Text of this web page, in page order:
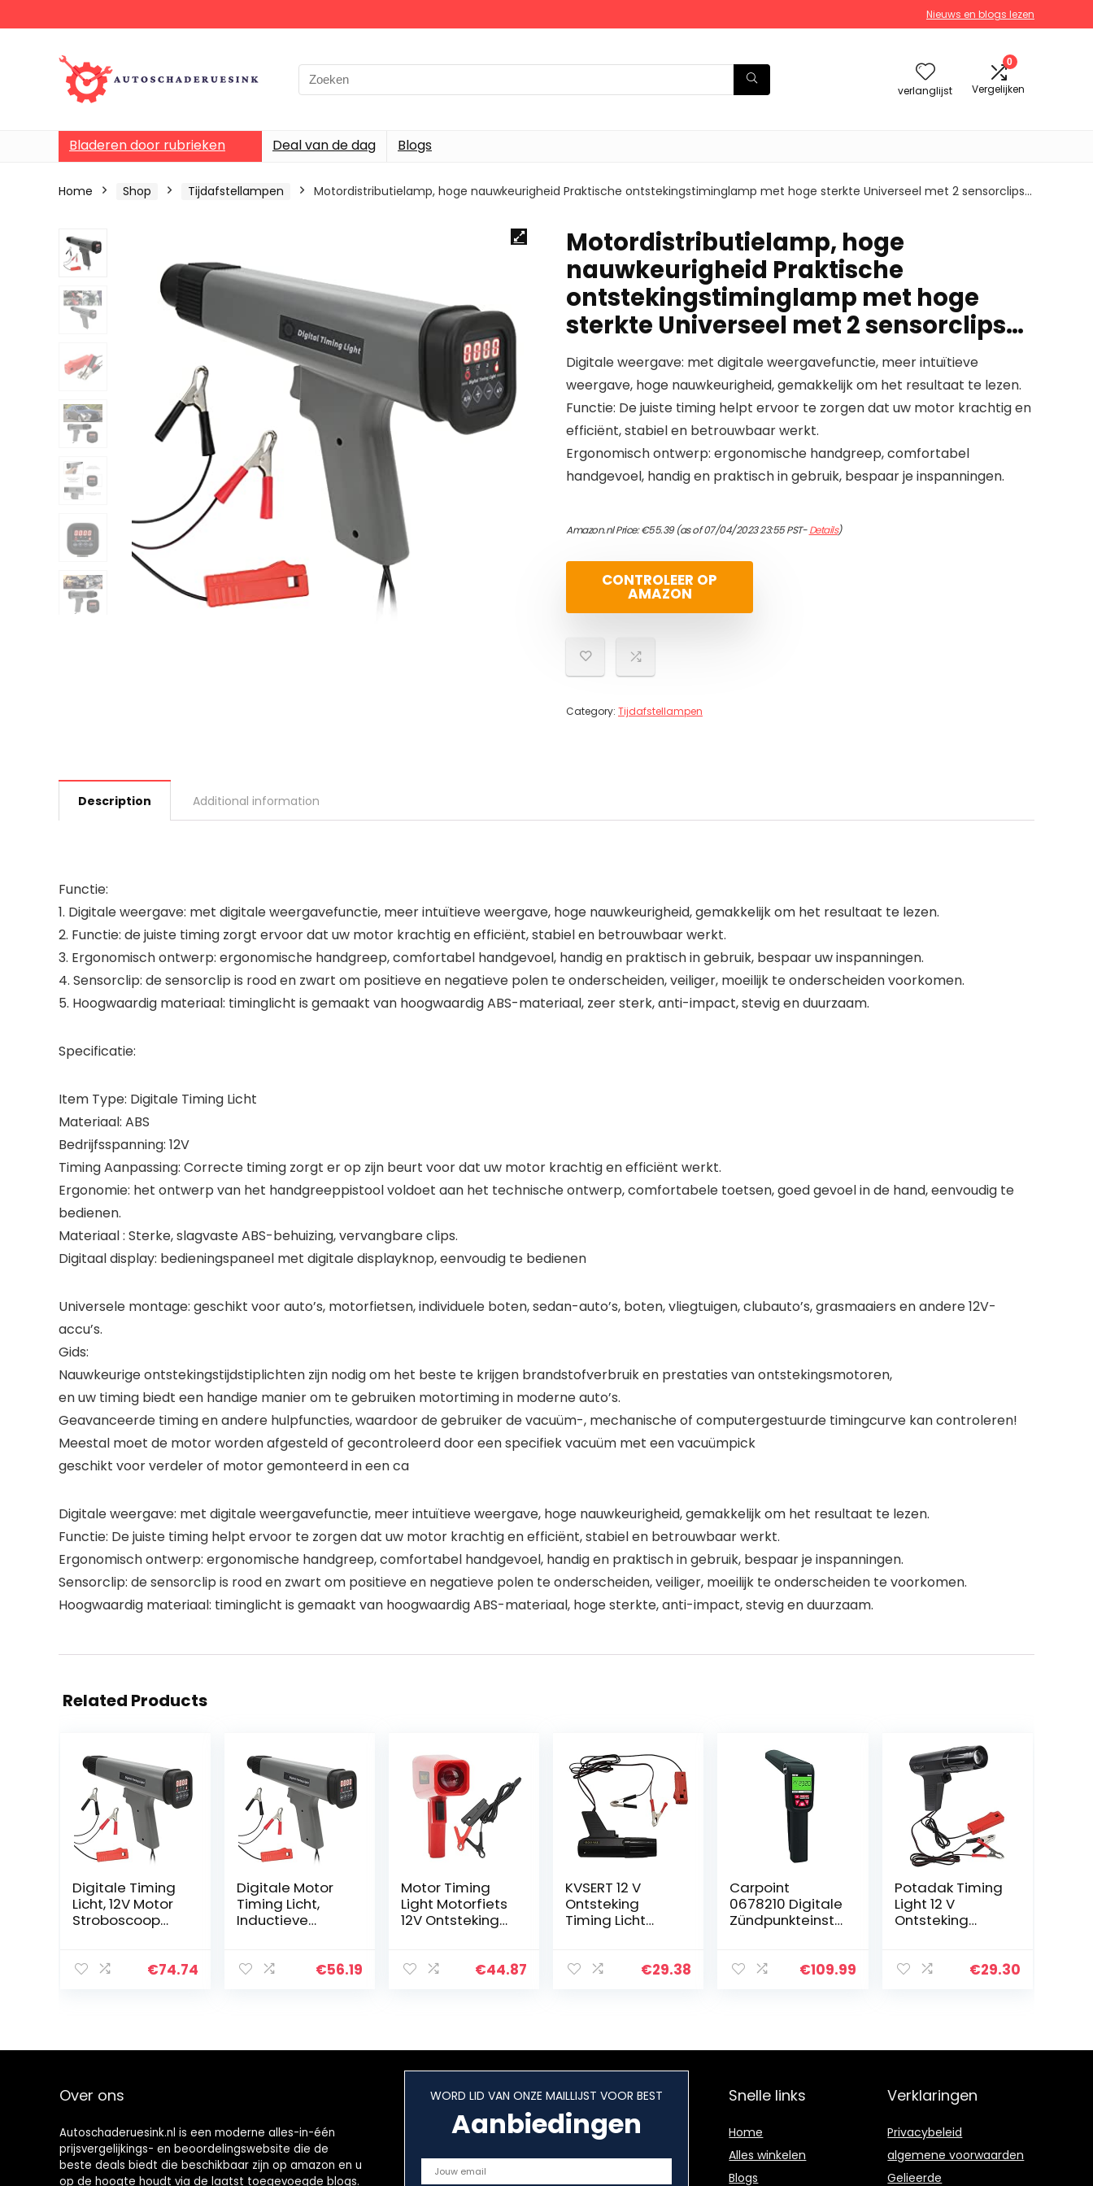
Nieuws en blogs lezen
verlanglijst
0
Vergelijken
Bladeren door rubrieken Deal van de dag Blogs
Home Shop Tijdafstellampen Motordistributielamp, hoge nauwkeurigheid Praktische ontstekingstiminglamp met hoge sterkte Universeel met 2 sensorclips…
Motordistributielamp, hoge
nauwkeurigheid Praktische
ontstekingstiminglamp met hoge
sterkte Universeel met 2 sensorclips…
Digitale weergave: met digitale weergavefunctie, meer intuïtieve
weergave, hoge nauwkeurigheid, gemakkelijk om het resultaat te lezen.
Functie: De juiste timing helpt ervoor te zorgen dat uw motor krachtig en
efficiënt, stabiel en betrouwbaar werkt.
Ergonomisch ontwerp: ergonomische handgreep, comfortabel
handgevoel, handig en praktisch in gebruik, bespaar je inspanningen.
Amazon.nl Price:€55.39(as of 07/04/2023 23:55 PST-Details)
CONTROLEER OP
AMAZON
Category: Tijdafstellampen
Description Additional information
Functie:
1. Digitale weergave: met digitale weergavefunctie, meer intuïtieve weergave, hoge nauwkeurigheid, gemakkelijk om het resultaat te lezen.
2. Functie: de juiste timing zorgt ervoor dat uw motor krachtig en efficiënt, stabiel en betrouwbaar werkt.
3. Ergonomisch ontwerp: ergonomische handgreep, comfortabel handgevoel, handig en praktisch in gebruik, bespaar uw inspanningen.
4. Sensorclip: de sensorclip is rood en zwart om positieve en negatieve polen te onderscheiden, veiliger, moeilijk te onderscheiden voorkomen.
5. Hoogwaardig materiaal: timinglicht is gemaakt van hoogwaardig ABS-materiaal, zeer sterk, anti-impact, stevig en duurzaam.
Specificatie:
Item Type: Digitale Timing Licht
Materiaal: ABS
Bedrijfsspanning: 12V
Timing Aanpassing: Correcte timing zorgt er op zijn beurt voor dat uw motor krachtig en efficiënt werkt.
Ergonomie: het ontwerp van het handgreeppistool voldoet aan het technische ontwerp, comfortabele toetsen, goed gevoel in de hand, eenvoudig te
bedienen.
Materiaal : Sterke, slagvaste ABS-behuizing, vervangbare clips.
Digitaal display: bedieningspaneel met digitale displayknop, eenvoudig te bedienen
Universele montage: geschikt voor auto’s, motorfietsen, individuele boten, sedan-auto’s, boten, vliegtuigen, clubauto’s, grasmaaiers en andere 12V-
accu’s.
Gids:
Nauwkeurige ontstekingstijdstiplichten zijn nodig om het beste te krijgen brandstofverbruik en prestaties van ontstekingsmotoren,
en uw timing biedt een handige manier om te gebruiken motortiming in moderne auto’s.
Geavanceerde timing en andere hulpfuncties, waardoor de gebruiker de vacuüm-, mechanische of computergestuurde timingcurve kan controleren!
Meestal moet de motor worden afgesteld of gecontroleerd door een specifiek vacuüm met een vacuümpick
geschikt voor verdeler of motor gemonteerd in een ca
Digitale weergave: met digitale weergavefunctie, meer intuïtieve weergave, hoge nauwkeurigheid, gemakkelijk om het resultaat te lezen.
Functie: De juiste timing helpt ervoor te zorgen dat uw motor krachtig en efficiënt, stabiel en betrouwbaar werkt.
Ergonomisch ontwerp: ergonomische handgreep, comfortabel handgevoel, handig en praktisch in gebruik, bespaar je inspanningen.
Sensorclip: de sensorclip is rood en zwart om positieve en negatieve polen te onderscheiden, veiliger, moeilijk te onderscheiden te voorkomen.
Hoogwaardig materiaal: timinglicht is gemaakt van hoogwaardig ABS-materiaal, hoge sterkte, anti-impact, stevig en duurzaam.
Related Products
Digitale Timing
Licht, 12V Motor
Stroboscoop
Timing Licht€74.74
Digitale Motor
Timing Licht,
Inductieve
Ontsteking
€56.19
Motor Timing
Light Motorfiets
12V Ontsteking
€44.87
KVSERT 12 V
Ontsteking
Timing Licht
Benzinemotor
€29.38
Carpoint
0678210 Digitale
Zündpunkteinste
€109.99
Potadak Timing
Light 12 V
Ontsteking
Sterke Flash€29.30
Over ons
Autoschaderuesink.nl is een moderne alles-in-één
prijsvergelijkings- en beoordelingswebsite die de
beste deals biedt die beschikbaar zijn op amazon en u
op de hoogte houdt via de laatst toegevoegde blogs.
WORD LID VAN ONZE MAILLIJST VOOR BEST
Aanbiedingen
Snelle links
Home
Alles winkelen
Blogs
Verklaringen
Privacybeleid
algemene voorwaarden
Gelieerde